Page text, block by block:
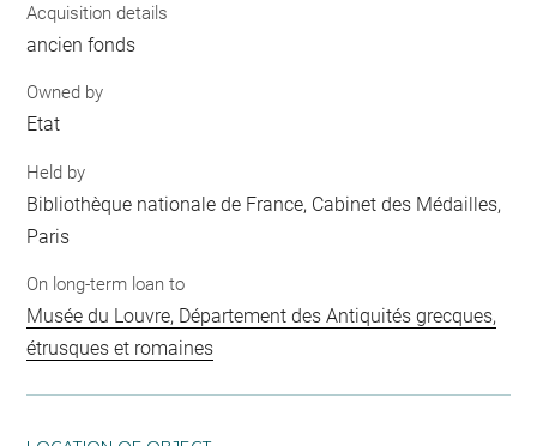
Acquisition details
ancien fonds
Owned by
Etat
Held by
Bibliothèque nationale de France, Cabinet des Médailles,
Paris
On long-term loan to
Musée du Louvre, Département des Antiquités grecques,
étrusques et romaines